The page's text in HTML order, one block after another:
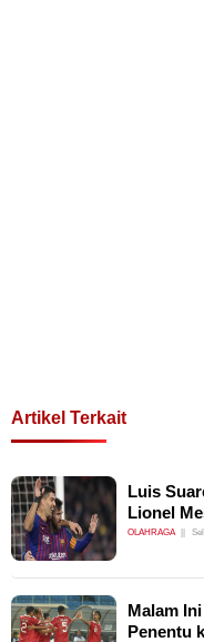
Artikel Terkait
Luis
Lionel
OLAHRAGA
Malam
Penentu